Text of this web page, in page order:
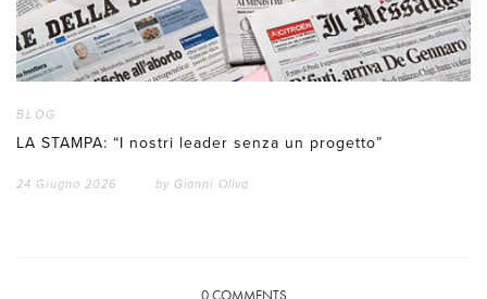
BLOG
LA STAMPA: “I nostri leader senza un progetto”
24 Giugno 2026 by Gianni Oliva
0COMMENTS